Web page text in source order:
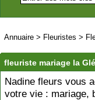
Annuaire > Fleuristes >
fleuriste mariage la
Nadine fleurs vous
votre vie : mariage,